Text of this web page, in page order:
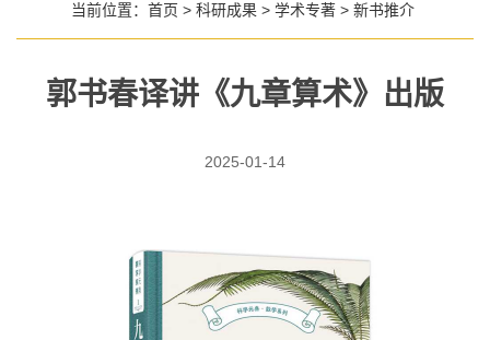
当前位置： 首页 > 科研成果 > 学术专著 > 新书推介
郭书春译讲《九章算术》出版
2025-01-14